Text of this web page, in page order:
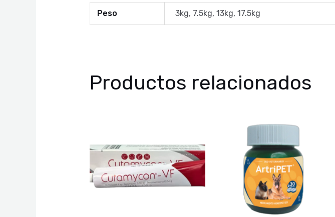
Peso 3kg, 7.5kg, 13kg, 17.5kg
Productos relacionados